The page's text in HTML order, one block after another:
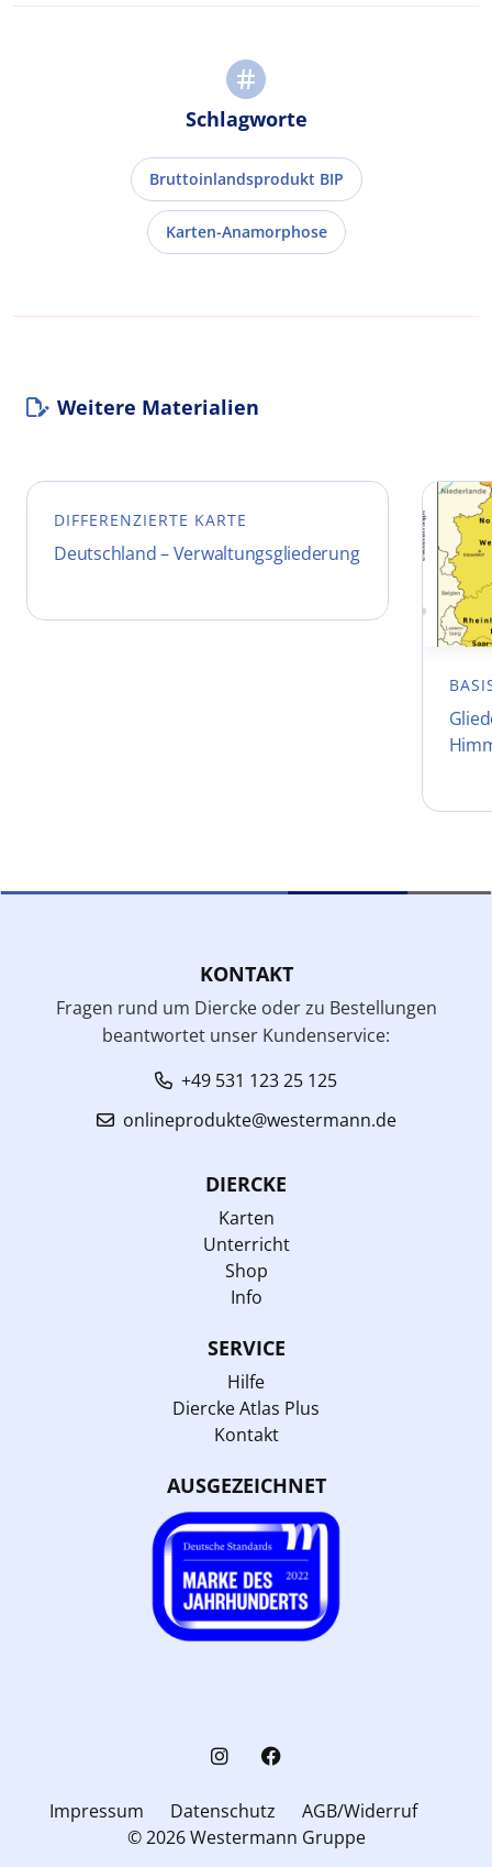
Schlagworte
Bruttoinlandsprodukt BIP
Karten-Anamorphose
Weitere Materialien
DIFFERENZIERTE KARTE
Deutschland – Verwaltungsgliederung
KONTAKT
Fragen rund um Diercke oder zu Bestellungen
beantwortet unser Kundenservice:
+49 531 123 25 125
onlineprodukte@westermann.de
DIERCKE
Karten
Unterricht
Shop
Info
SERVICE
Hilfe
Diercke Atlas Plus
Kontakt
AUSGEZEICHNET
Impressum Datenschutz
AGB/Widerruf
© 2026 Westermann Gruppe